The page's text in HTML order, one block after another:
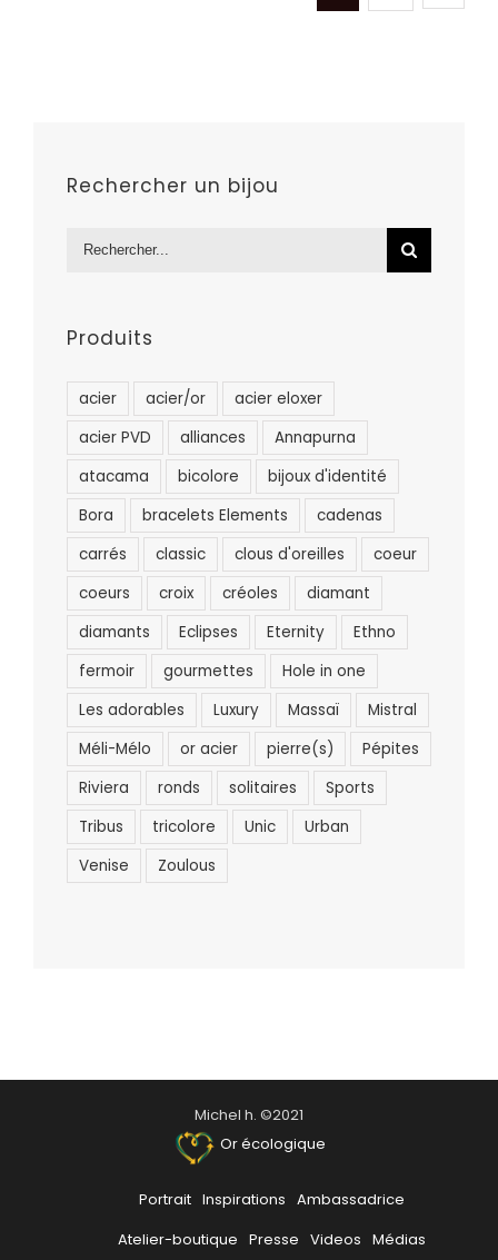
Rechercher un bijou
Rechercher:
Produits
acier acier/or
acier eloxer
acier PVD
alliances
Annapurna
atacama
bicolore
bijoux d'identité
Bora
bracelets Elements
cadenas
carrés
classic clous d'oreilles
coeur
coeurs
croix créoles
diamant
diamants
Eclipses Eternity
Ethno
fermoir
gourmettes
Hole in one
Les adorables
Luxury Massaï
Mistral
Méli-Mélo
or acier pierre(s)
Pépites
Riviera
ronds solitaires
Sports
Tribus
tricolore Unic
Urban
Venise
Zoulous
Michel h. ©2021
Or écologique
Portrait Inspirations Ambassadrice
Atelier-boutique Presse Videos Médias